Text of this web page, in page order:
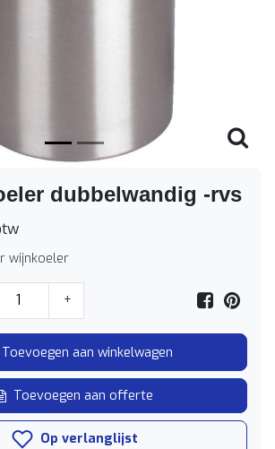
dubbelwandig -rvs
wijnkoeler
+
Toevoegen aan winkelwagen
Toevoegen aan offerte
Op verlanglijst